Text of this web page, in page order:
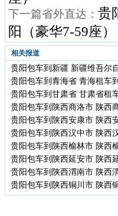
下一篇省外直达： 贵
阳（豪华7-59座）
相关报道
·贵阳包车到新疆 新疆维吾尔
·贵阳包车到青海省 青海租车
·贵阳包车到甘肃省 甘肃省租
·贵阳包车到陕西商洛市 陕西
·贵阳包车到陕西安康市 陕西
·贵阳包车到陕西汉中市 陕西
·贵阳包车到陕西榆林市 陕西
·贵阳包车到陕西延安市 陕西
·贵阳包车到陕西渭南市 陕西
·贵阳包车到陕西铜川市 陕西